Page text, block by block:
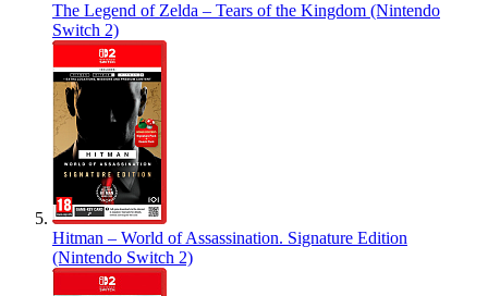
The Legend of Zelda – Tears of the Kingdom (Nintendo
Switch 2)
Hitman – World of Assassination. Signature Edition
(Nintendo Switch 2)